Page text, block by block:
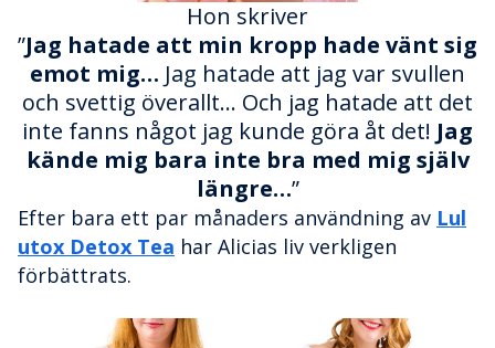
Hon skriver
”Jag hatade att min kropp hade vänt sig
emot mig… Jag hatade att jag var svullen
och svettig överallt… Och jag hatade att det
inte fanns något jag kunde göra åt det! Jag
kände mig bara inte bra med mig själv
längre…”
Efter bara ett par månaders användning av Lul
utox Detox Tea har Alicias liv verkligen
förbättrats.